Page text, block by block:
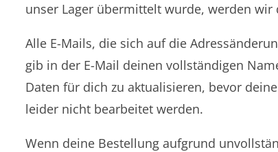
unser Lager übermittelt wurde, werden
Alle E-Mails, die sich auf die
gib in der E-Mail deinen vollständigen
Daten für dich zu aktualisieren, bevor
leider nicht bearbeitet werden.
Wenn deine Bestellung aufgrund